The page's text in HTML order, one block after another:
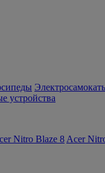
устройства
Nitro Blaze 8 Acer